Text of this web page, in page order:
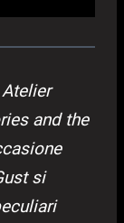
and the
si